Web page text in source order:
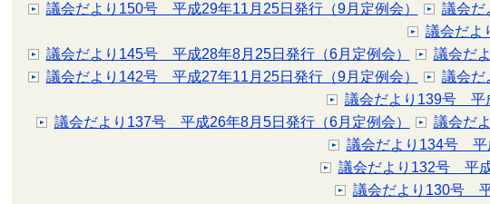
議会だより150号 平成29年11月25日発行（9月定例会）
議会だ
議会だよ
議会だより145号 平成28年8月25日発行（6月定例会）
議会だ
議会だより142号 平成27年11月25日発行（9月定例会）
議会だ
議会だより139号 平
議会だより137号 平成26年8月5日発行（6月定例会）
議会だ
議会だより134号 平
議会だより132号 平成
議会だより130号 平